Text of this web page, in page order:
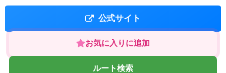
公式サイト
お気に入りに追加
ルート検索